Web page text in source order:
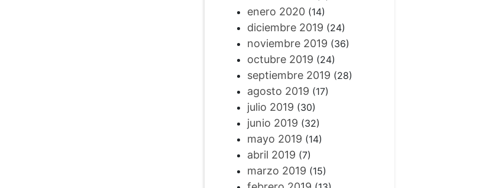
enero 2020(14)
diciembre 2019 (24)
noviembre 2019 (36)
octubre 2019 (24)
septiembre 2019 (28)
agosto 2019 (17)
julio 2019 (30)
junio 2019 (32)
mayo 2019 (14)
abril 2019 (7)
marzo 2019 (15)